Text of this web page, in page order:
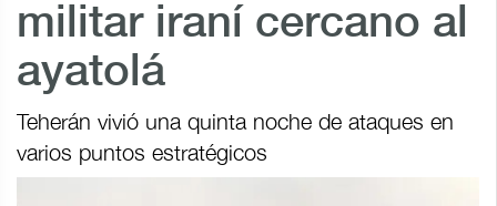
militar iraní cercano al
ayatolá
Teherán vivió una quinta noche de ataques en
varios puntos estratégicos